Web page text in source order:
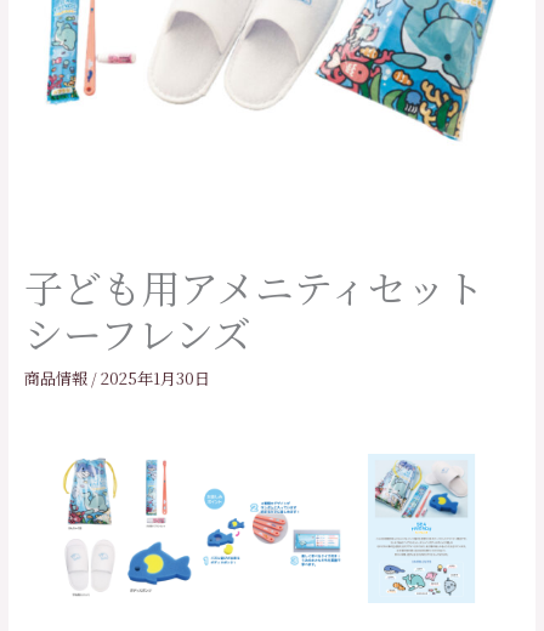
子ども用アメニティセット
シーフレンズ
商品情報 /2025年1月30日